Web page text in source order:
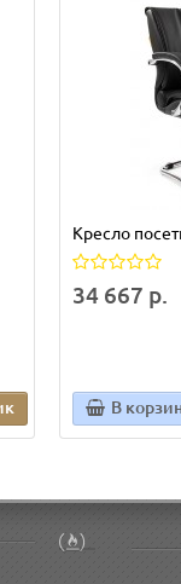
Кресло
34 667 р.
В